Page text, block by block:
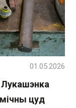
Лукашэнка
цуд
01.05.2026